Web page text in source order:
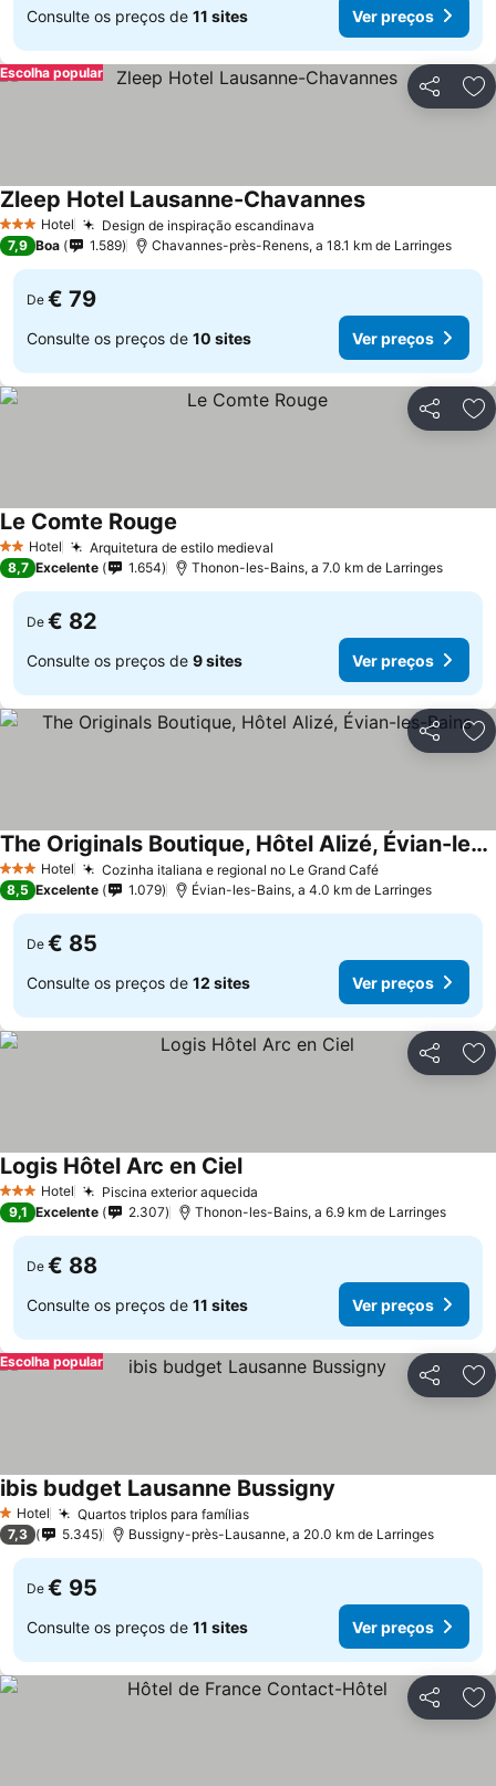
Consulte os preços de 11 sites Ver preços
Partilhar
Escolha popular
3 EstrelasHotel Design de inspiração escandinava
Zleep Hotel Lausanne-Chavannes
7,9 Boa 1.589 Chavannes-près-Renens, a 18.1 km de Larringes
De € 79
Consulte os preços de 10 sites Ver preços
Partilhar
2 Estrelas
Hotel Arquitetura de estilo medieval
Le Comte Rouge
8,7 Excelente 1.654 Thonon-les-Bains, a 7.0 km de Larringes
De € 82
Consulte os preços de 9 sites Ver preços
Partilhar
3 EstrelasHotel Cozinha italiana e regional no Le Grand Café
The Originals Boutique, Hôtel Alizé, Évian-les-Bains
8,5 Excelente 1.079 Évian-les-Bains, a 4.0 km de Larringes
De € 85
Consulte os preços de 12 sites Ver preços
Partilhar
3 EstrelasHotel Piscina exterior aquecida
Logis Hôtel Arc en Ciel
9,1 Excelente 2.307 Thonon-les-Bains, a 6.9 km de Larringes
De € 88
Consulte os preços de 11 sites Ver preços
Partilhar
Escolha popular
1 Estrelas
Hotel Quartos triplos para famílias
ibis budget Lausanne Bussigny
7,3 5.345 Bussigny-près-Lausanne, a 20.0 km de Larringes
De € 95
Consulte os preços de 11 sites Ver preços
Partilhar